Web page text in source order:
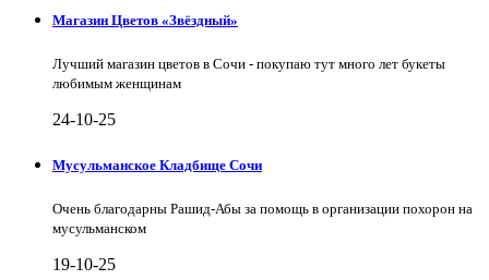
Магазин Цветов «Звёздный»
Лучший магазин цветов в Сочи - покупаю тут много лет букеты
любимым женщинам
24-10-25
Мусульманское Кладбище Сочи
Очень благодарны Рашид-Абы за помощь в организации похорон на
мусульманском
19-10-25